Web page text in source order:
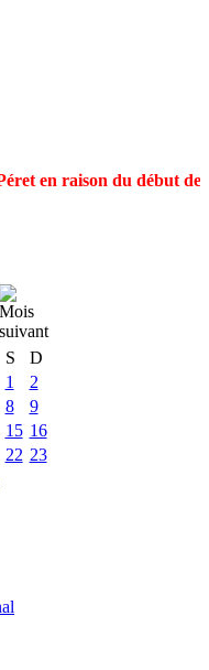
en raison du début
S
D
1
2
8
9
15 16
22 23